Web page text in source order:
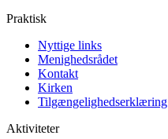
Praktisk
Nyttige links
Menighedsrådet
Kontakt
Kirken
Tilgængelighedserklæring
Aktiviteter